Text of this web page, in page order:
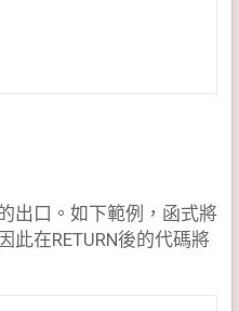
出口。如下範例，函式將
此在RETURN後的代碼將